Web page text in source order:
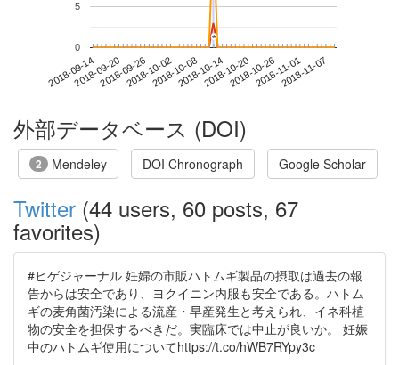
2018-09-142018-09-202018-09-262018-10-022018-10-082018-10-142018-10-202018-10-262018-11-012018-11-07
0
5
*
*
外部データベース (DOI)
2 Mendeley DOI Chronograph Google Scholar
Twitter (44 users, 60 posts, 67
favorites)
#ヒゲジャーナル 妊婦の市販ハトムギ製品の摂取は過去の報
告からは安全であり、ヨクイニン内服も安全である。ハトム
ギの麦角菌汚染による流産・早産発生と考えられ、イネ科植
物の安全を担保するべきだ。実臨床では中止が良いか。 妊娠
中のハトムギ使用についてhttps://t.co/hWB7RYpy3c